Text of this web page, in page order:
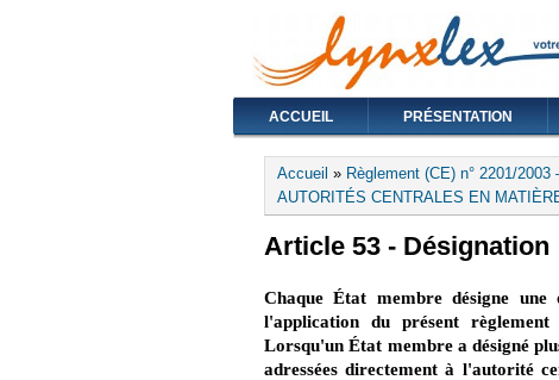
ACCUEIL PRÉSENTATION
Vous êtes ici
Accueil » Règlement (CE) n° 2201/
AUTORITÉS CENTRALES EN
Article 53 - Désignation
Chaque État membre désigne une
l'application du présent
Lorsqu'un État membre a désigné
adressées directement à l'autorité